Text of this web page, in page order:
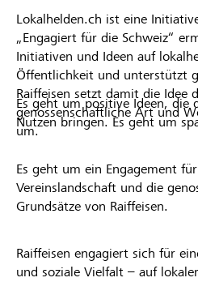
Lokalhelden.ch ist eine
„Engagiert für die Schweiz“
Initiativen und Ideen auf
Öffentlichkeit und unterstützt
Raiffeisen setzt damit die Idee
genossenschaftliche Art und
um.
Es geht um positive Ideen, die
Nutzen bringen. Es geht um
Es geht um ein Engagement
Vereinslandschaft und die
Grundsätze von Raiffeisen.
Raiffeisen engagiert sich für
und soziale Vielfalt – auf